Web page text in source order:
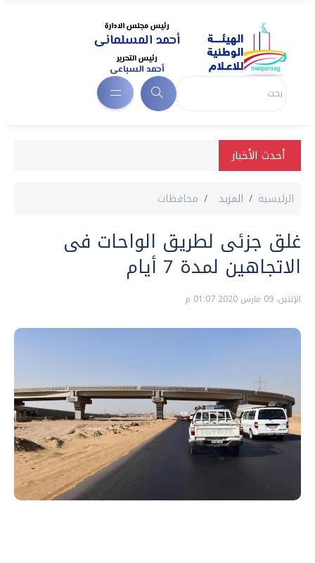
أحدث الأخبار
الرئيسية المزيد محافظات
غلق جزئى لطريق الواحات فى
الاتجاهين لمدة 7 أيام
الإثنين، 09 مارس 2020 01:07 م